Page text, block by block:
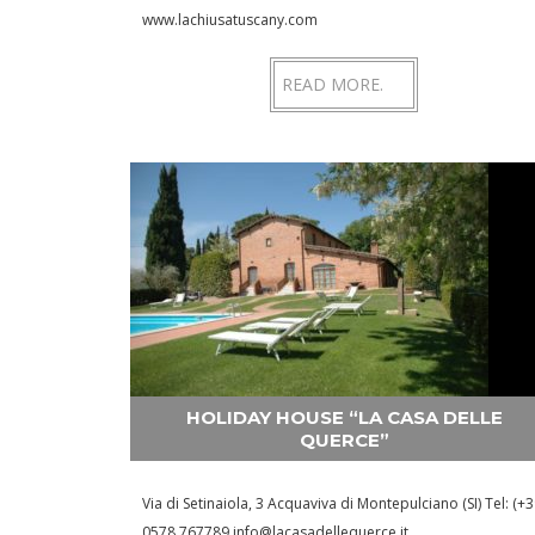
www.lachiusatuscany.com
READ MORE.
HOLIDAY HOUSE “LA CASA DELLE
QUERCE”
Via di Setinaiola, 3 Acquaviva di Montepulciano (SI) Tel: